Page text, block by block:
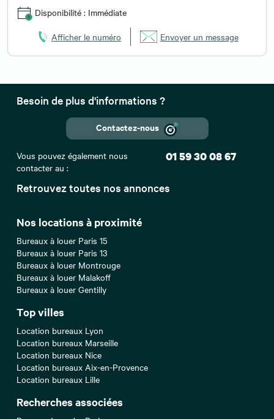
Disponibilité : Immédiate
Afficher le numéro Envoyer un message
Retrouvez toutes nos annonces
Nos locations à proximité
Bureaux à louer Paris 15
Bureaux à louer Paris 13
Bureaux à louer Montrouge
Bureaux à louer Malakoff
Bureaux à louer Gentilly
Top villes
Location bureaux Lyon
Location bureaux Marseille
Location bureaux Nice
Location bureaux Aix-en-Provence
Location bureaux Lille
Recherches associées
Besoin de plus d'informations ?
Contactez-nous
Vous pouvez également nous
contacter au :
01 59 30 08 67